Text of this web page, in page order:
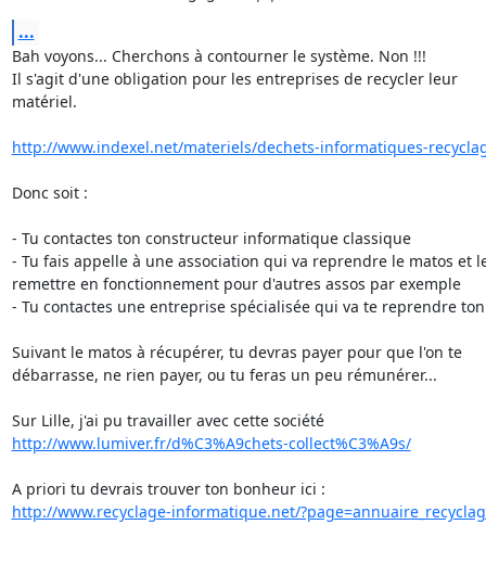
...
Bah voyons... Cherchons à contourner le système. Non !!!
Il s'agit d'une obligation pour les entreprises de recycler leur
matériel.
http://www.indexel.net/materiels/dechets-informatiques-
Donc soit :
- Tu contactes ton constructeur informatique classique
- Tu fais appelle à une association qui va reprendre le matos et
remettre en fonctionnement pour d'autres assos par exemple
- Tu contactes une entreprise spécialisée qui va te reprendre
Suivant le matos à récupérer, tu devras payer pour que l'on te
débarrasse, ne rien payer, ou tu feras un peu rémunérer...
Sur Lille, j'ai pu travailler avec cette société
http://www.lumiver.fr/d%C3%A9chets-collect%C3%A9s/
http://www.recyclage-informatique.net/